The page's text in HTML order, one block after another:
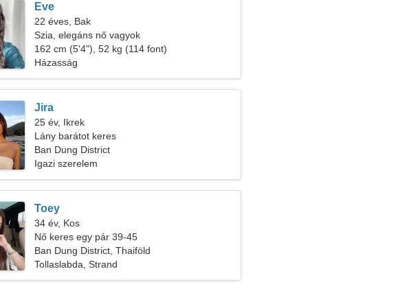
Eve
22 éves, Bak
Szia, elegáns nő vagyok
162 cm (5'4"), 52 kg (114 font)
Házasság
Jira
25 év, Ikrek
Lány barátot keres
Ban Dung District
Igazi szerelem
Toey
34 év, Kos
Nő keres egy pár 39-45
Ban Dung District, Thaiföld
Tollaslabda, Strand